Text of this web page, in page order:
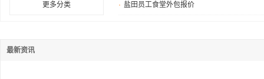
更多分类 · 盐田员工食堂外包报价
最新资讯